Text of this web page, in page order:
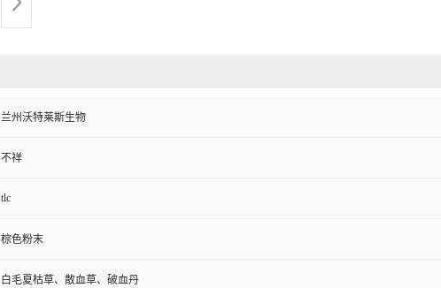
兰州沃特莱斯生物
不祥
tlc
棕色粉末
白毛夏枯草、散血草、破血丹